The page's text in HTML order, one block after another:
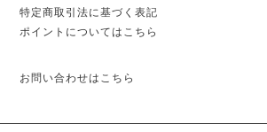
特定商取引法に基づく表記
ポイントについてはこちら
お問い合わせはこちら